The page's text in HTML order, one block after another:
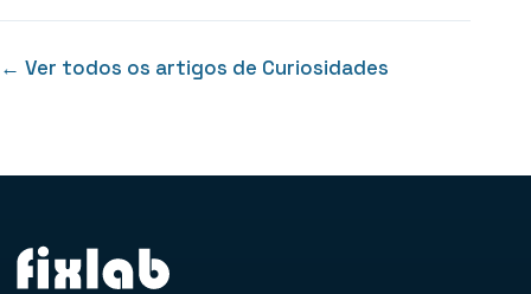
← Ver todos os artigos de Curiosidades